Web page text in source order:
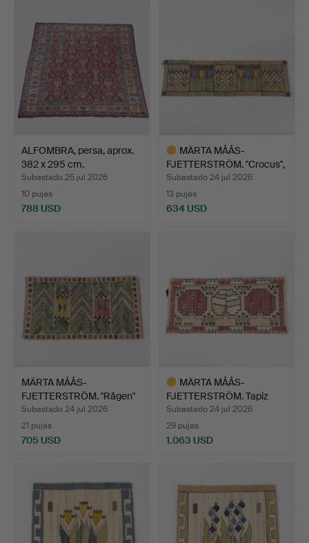
ALFOMBRA, persa, aprox.
382 x 295 cm.
Subastado 25 jul 2026
10 pujas
788 USD
MÄRTA MÅÅS-
FJETTERSTRÖM. "Crocus",
tejido,…
Subastado 24 jul 2026
13 pujas
634 USD
MÄRTA MÅÅS-
FJETTERSTRÖM. "Rågen"
tejido, t…
Subastado 24 jul 2026
21 pujas
705 USD
MÄRTA MÅÅS-
FJETTERSTRÖM. Tapiz
"Grodblad r…
Subastado 24 jul 2026
29 pujas
1.063 USD